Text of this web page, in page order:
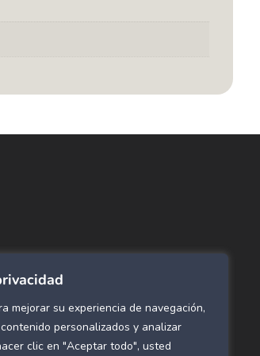
mejorar su experiencia de navegación,
personalizados y analizar
clic en "Aceptar todo", usted
pared